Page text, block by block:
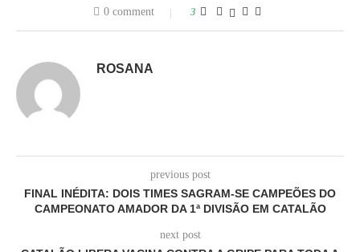
0 comment 3
ROSANA
previous post
FINAL INÉDITA: DOIS TIMES SAGRAM-SE CAMPEÕES DO
CAMPEONATO AMADOR DA 1ª DIVISÃO EM CATALÃO
next post